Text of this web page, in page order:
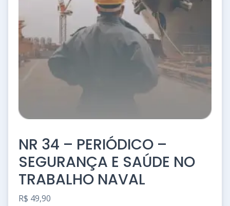
NR 34 – PERIÓDICO –
SEGURANÇA E SAÚDE NO
TRABALHO NAVAL
R$ 49,90